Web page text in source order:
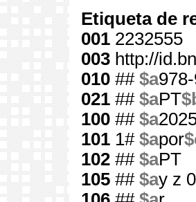
Etiqueta de
001 2232555
003 http://
010 ## $a
021 ## $aPT
100 ## $a
101 1# $apor
102 ## $aPT
105 ## $ay z